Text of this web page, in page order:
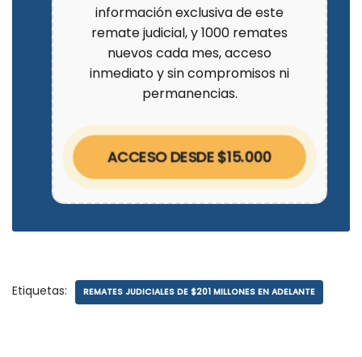
información exclusiva de este
remate judicial, y 1000 remates
nuevos cada mes, acceso
inmediato y sin compromisos ni
permanencias.
ACCESO DESDE $15.000
Etiquetas: REMATES JUDICIALES DE $201 MILLONES EN ADELANTE